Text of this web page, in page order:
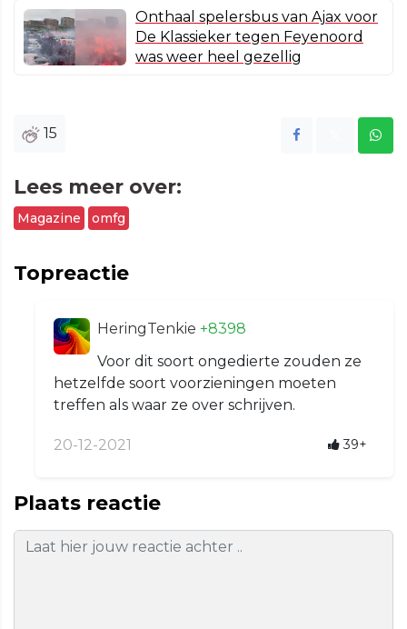
Onthaal spelersbus van Ajax voor
De Klassieker tegen Feyenoord
was weer heel gezellig
15
Lees meer over:
Magazine omfg
Topreactie
HeringTenkie +8398
Voor dit soort ongedierte zouden ze
hetzelfde soort voorzieningen moeten
treffen als waar ze over schrijven.
20-12-2021 39+
Plaats reactie